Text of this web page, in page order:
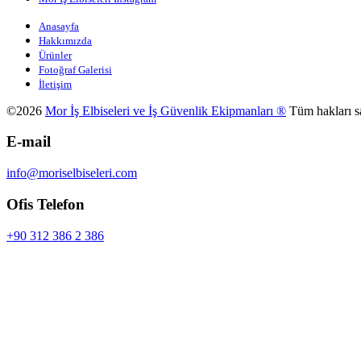
Anasayfa
Hakkımızda
Ürünler
Fotoğraf Galerisi
İletişim
©2026 Mor İş Elbiseleri ve İş Güvenlik Ekipmanları ® Tüm hakları
E-mail
info@moriselbiseleri.com
Ofis Telefon
+90 312 386 2 386